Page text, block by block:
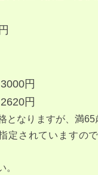
円
円
となりますが、満
定されていますの
。